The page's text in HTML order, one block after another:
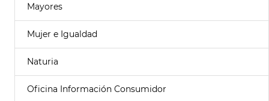
Mayores
Mujer e Igualdad
Naturia
Oficina Información Consumidor